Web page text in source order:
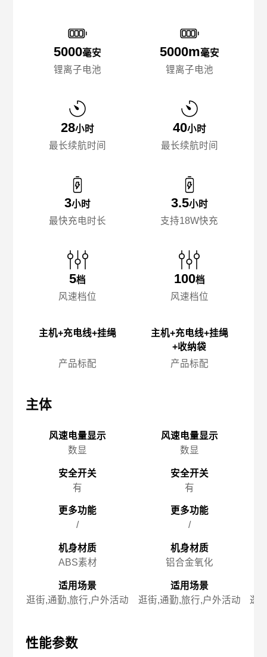
5000毫安
锂离子电池
28小时
最长续航时间
3小时
最快充电时长
5档
风速档位
主机+充电线+挂绳
产品标配
主体
风速电量显示
数显
安全开关
有
更多功能
/
机身材质
ABS素材
适用场景
逛街,通勤,旅行,户外活动
性能参数
5000m毫安
锂离子电池
40小时
最长续航时间
3.5小时
支持18W快充
100档
风速档位
主机+充电线+挂绳
+收纳袋
产品标配
风速电量显示
数显
安全开关
有
更多功能
/
机身材质
铝合金氧化
适用场景
逛街,通勤,旅行,户外活动
逛